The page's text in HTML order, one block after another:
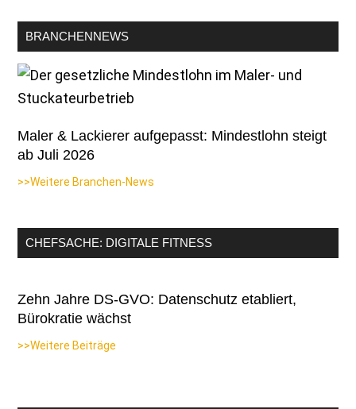
BRANCHENNEWS
Maler & Lackierer aufgepasst: Mindestlohn steigt
ab Juli 2026
>>Weitere Branchen-News
CHEFSACHE: DIGITALE FITNESS
Zehn Jahre DS-GVO: Datenschutz etabliert,
Bürokratie wächst
>>Weitere Beiträge